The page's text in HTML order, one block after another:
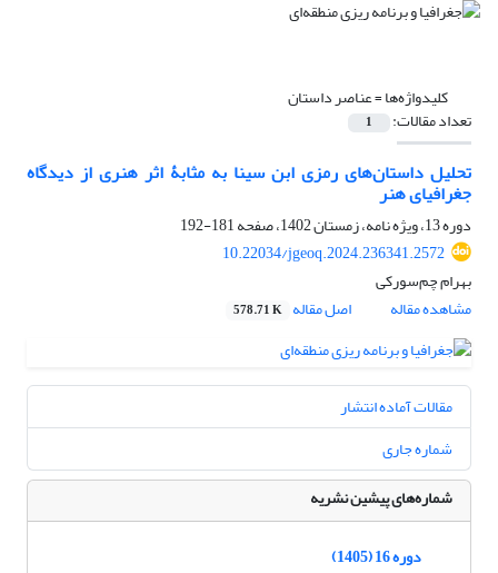
کلیدواژه‌ها =عناصر داستان
تعداد مقالات: 1
تحلیل داستان‌های رمزی ابن‌ سینا به مثابۀ اثر هنری از دیدگاه
جغرافیای هنر
دوره 13، ویژه نامه، زمستان 1402، صفحه
181-192
10.22034/jgeoq.2024.236341.2572
بهرام چم‌سورکی
مشاهده مقاله
اصل مقاله 578.71 K
مقالات آماده انتشار
شماره جاری
شماره‌های پیشین نشریه
دوره 16 (1405)